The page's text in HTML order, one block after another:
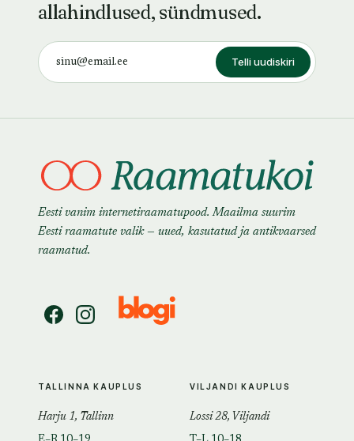
allahindlused, sündmused.
Telli uudiskiri
Eesti vanim internetiraamatupood. Maailma suurim
Eesti raamatute valik — uued, kasutatud ja antikvaarsed
raamatud.
TALLINNA KAUPLUS
Harju 1, Tallinn
VILJANDI KAUPLUS
Lossi 28, Viljandi